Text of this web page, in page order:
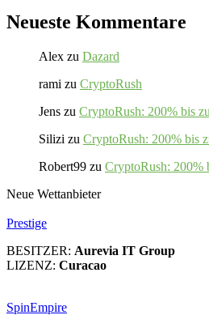
Neueste Kommentare
Alex zu Dazard
rami zu CryptoRush
Jens zu CryptoRush: 200% bis
Silizi zu CryptoRush: 200% bis
Robert99 zu CryptoRush: 200%
Neue Wettanbieter
Prestige
BESITZER: Aurevia IT Group
LIZENZ: Curacao
SpinEmpire